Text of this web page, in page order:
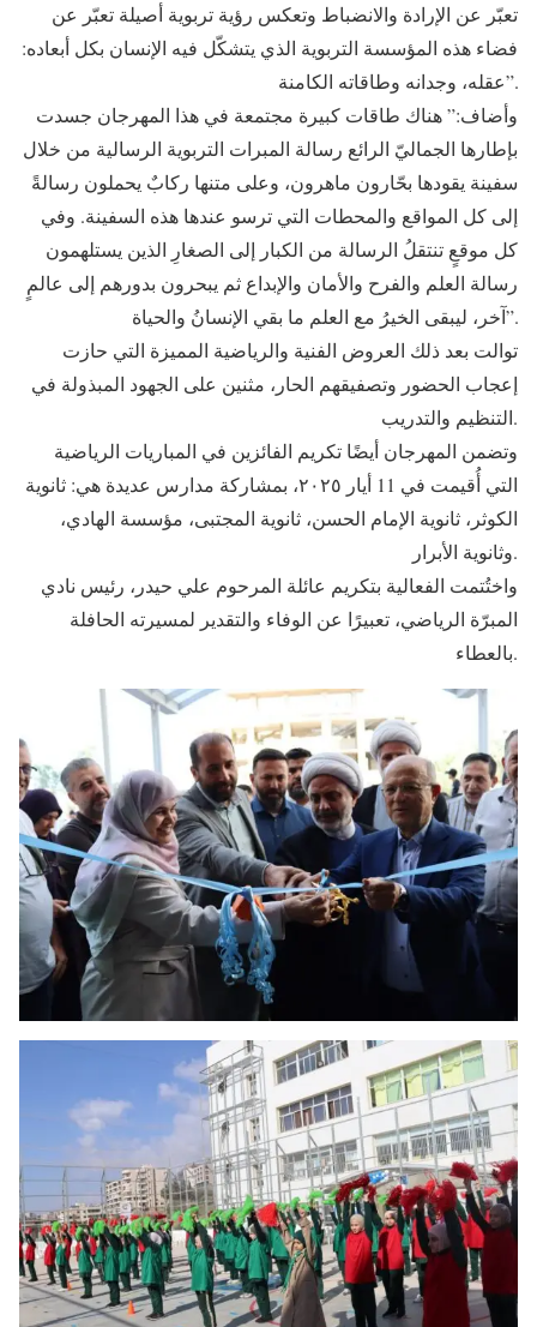
تعبّر عن الإرادة والانضباط وتعكس رؤية تربوية أصيلة تعبّر عن
فضاء هذه المؤسسة التربوية الذي يتشكّل فيه الإنسان بكل أبعاده:
عقله، وجدانه وطاقاته الكامنة”.
وأضاف:” هناك طاقات كبيرة مجتمعة في هذا المهرجان جسدت
بإطارها الجماليّ الرائع رسالة المبرات التربوية الرسالية من خلال
سفينة يقودها بحّارون ماهرون، وعلى متنها ركابٌ يحملون رسالةً
إلى كل المواقع والمحطات التي ترسو عندها هذه السفينة. وفي
كل موقعٍ تنتقلُ الرسالة من الكبار إلى الصغارِ الذين يستلهمون
رسالة العلم والفرح والأمان والإبداع ثم يبحرون بدورهم إلى عالمٍ
آخر، ليبقى الخيرُ مع العلم ما بقي الإنسانُ والحياة”.
توالت بعد ذلك العروض الفنية والرياضية المميزة التي حازت
إعجاب الحضور وتصفيقهم الحار، مثنين على الجهود المبذولة في
التنظيم والتدريب.
وتضمن المهرجان أيضًا تكريم الفائزين في المباريات الرياضية
التي أُقيمت في 11 أيار ٢٠٢٥، بمشاركة مدارس عديدة هي: ثانوية
الكوثر، ثانوية الإمام الحسن، ثانوية المجتبى، مؤسسة الهادي،
وثانوية الأبرار.
واختُتمت الفعالية بتكريم عائلة المرحوم علي حيدر، رئيس نادي
المبرّة الرياضي، تعبيرًا عن الوفاء والتقدير لمسيرته الحافلة
بالعطاء.